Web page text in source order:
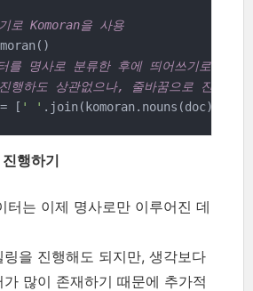
로 Komoran을 사용
명사로 분류한 후에 띄어쓰기로 붙여
행하도 상관없으나, 줄바꿈으로 진행
[ ' ' .join(komoran.nouns(doc))
행하기
는 이제 명사로만 이루어진 데
을 진행해도 되지만, 생각보다
많이 존재하기 때문에 추가적